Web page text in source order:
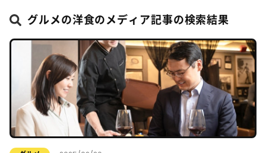
グルメの洋食のメディア記事の検索結果